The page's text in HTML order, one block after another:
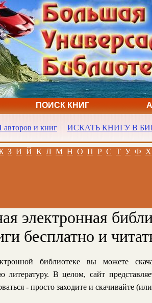
ПОИСК КНИГ
и книг ИСКАТЬ КНИГУ В
З И Й К Л М Н О П Р С Т У Ф Х
электронная
бесплатно и
библиотеке вы можете
литературу. В целом, сайт
- просто заходите и скачивайте